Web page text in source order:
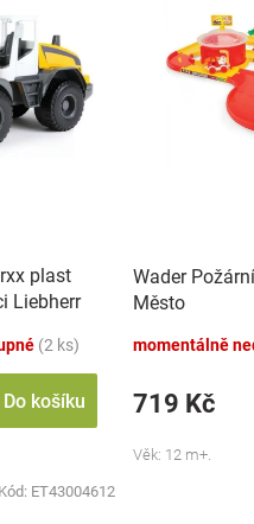
plast
Liebherr
(2 ks)
Do košíku
Kód: ET43004612
Wader
Město
momentálně
719 Kč
Věk: 12 m+.